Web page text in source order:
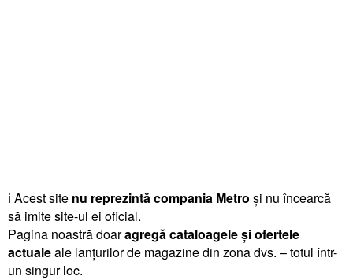
ℹ️ Acest site nu reprezintă compania Metro și nu încearcă
să imite site-ul ei oficial.
Pagina noastră doaragregă cataloagele și ofertele
actualeale lanțurilor de magazine din zona dvs. – totul într-
un singur loc.